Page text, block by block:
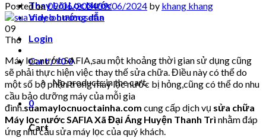
Thay Lõi Lọc Nước
Video hướng dẫn
Login
Cart /₫00
No products in the cart.
0
Cart
Posted on09/06/202409/06/2024 by khang khang
09
Th6
Máy lọc nước SAFIA,sau một khoảng thời gian sử dụng cũng
sẽ phải thực hiện việc thay thế sửa chữa. Điều này có thể do
một số bộ phận trong máy lọc nước bị hỏng,cũng có thể do nhu
cầu bảo dưỡng máy của mỗi gia
đình.suamaylocnuoctainha.com cung cấp dịch vụ sửa chữa
Máy lọc nước SAFIA Xã Đại Áng Huyện Thanh Trì nhằm đáp
ứng nhu cầu sửa máy lọc của quý khách.